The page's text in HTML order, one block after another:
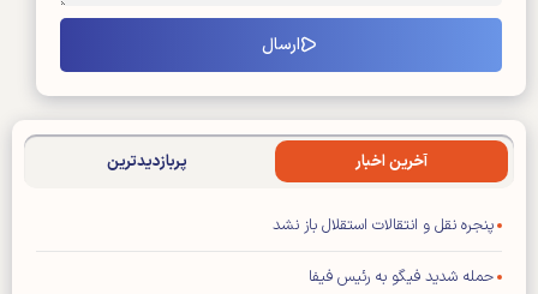
آخرین اخبار پربازدیدترین
پنجره نقل و انتقالات استقلال باز نشد
حمله شدید فیگو به رئیس فیفا